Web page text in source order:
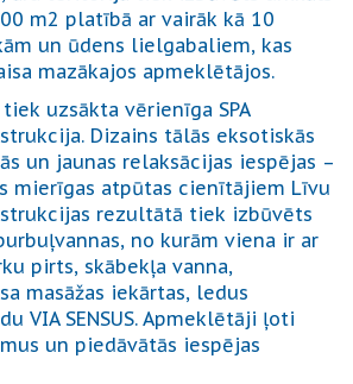
m2 platībā ar vairāk kā 10
un ūdens lielgabaliem, kas
mazākajos apmeklētājos.
uzsākta vērienīga SPA
Dizains tālās eksotiskās
un jaunas relaksācijas iespējas –
mierīgas atpūtas cienītājiem Līvu
rezultātā tiek izbūvēts
no kurām viena ir ar
pirts, skābekļa vanna,
masāžas iekārtas, ledus
VIA SENSUS. Apmeklētāji ļoti
un piedāvātās iespējas